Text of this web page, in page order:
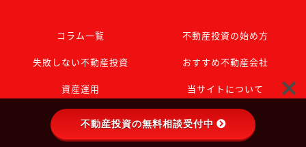
コラム一覧 不動産投資の始め方
失敗しない不動産投資 おすすめ不動産会社
資産運用 当サイトについて
©2021 ファンドマネージャーから学ぶ不動産投資
不動産投資の無料相談受付中